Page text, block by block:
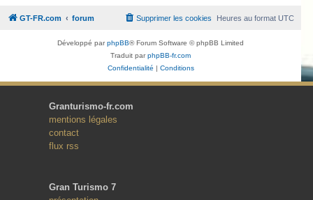
GT-FR.com forum Heures au formatUTC
Supprimer les cookies
Développé parphpBB® Forum Software © phpBB Limited
Traduit parphpBB-fr.com
Confidentialité | Conditions
Granturismo-fr.com
mentions légales
contact
flux rss
Gran Turismo 7